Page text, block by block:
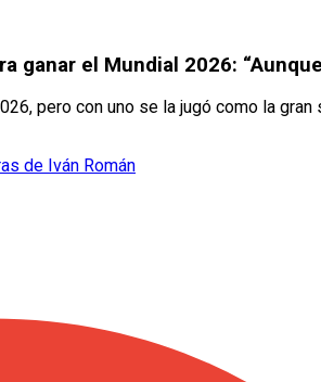
ganar el Mundial 2026:
pero con uno se la jugó como la
de Iván Román